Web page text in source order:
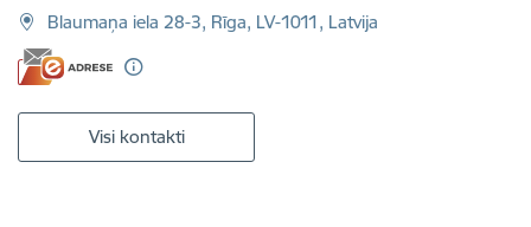
Blaumaņa iela 28-3, Rīga, LV-1011, Latvija
Visi kontakti